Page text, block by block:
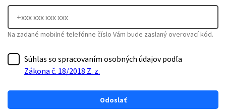
Na zadané mobilné telefónne číslo Vám bude zaslaný overovací kód.
Súhlas so spracovaním osobných údajov podľa
Zákona č. 18/2018 Z. z.